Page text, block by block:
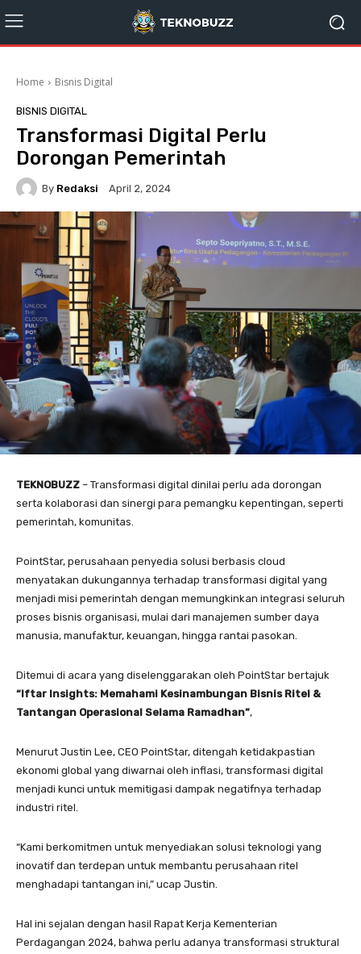
Home Bisnis Digital
BISNIS DIGITAL
Transformasi Digital Perlu
Dorongan Pemerintah
By Redaksi April 2, 2024
TEKNOBUZZ – Transformasi digital dinilai perlu ada dorongan
serta kolaborasi dan sinergi para pemangku kepentingan, seperti
pemerintah, komunitas.
PointStar, perusahaan penyedia solusi berbasis cloud
menyatakan dukungannya terhadap transformasi digital yang
menjadi misi pemerintah dengan memungkinkan integrasi seluruh
proses bisnis organisasi, mulai dari manajemen sumber daya
manusia, manufaktur, keuangan, hingga rantai pasokan.
Ditemui di acara yang diselenggarakan oleh PointStar bertajuk
“Iftar Insights: Memahami Kesinambungan Bisnis Ritel &
Tantangan Operasional Selama Ramadhan”,
Menurut Justin Lee, CEO PointStar, ditengah ketidakpastian
ekonomi global yang diwarnai oleh inflasi, transformasi digital
menjadi kunci untuk memitigasi dampak negatifnya terhadap
industri ritel.
“Kami berkomitmen untuk menyediakan solusi teknologi yang
inovatif dan terdepan untuk membantu perusahaan ritel
menghadapi tantangan ini,” ucap Justin.
Hal ini sejalan dengan hasil Rapat Kerja Kementerian
Perdagangan 2024, bahwa perlu adanya transformasi struktural